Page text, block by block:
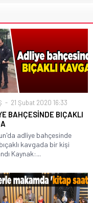
21 Şubat 2020 16:33
BAHÇESİNDE BIÇAKLI
adliye bahçesinde
kavgada bir kişi
Kaynak:...